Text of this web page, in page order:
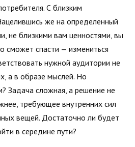
С близким
же на определенный
не близкими вам ценностями, вы
сможет спасти — измениться
нужной аудитории не
а в образе мыслей. Но
Задача сложная, а решение не
требующее внутренних сил
вещей. Достаточно ли будет
в середине пути?